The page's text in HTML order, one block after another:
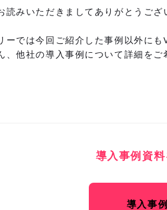
読みいただきましてありがとうござ
ーでは今回ご紹介した事例以外に
、他社の導入事例について詳細をご
導入事例資
導入事